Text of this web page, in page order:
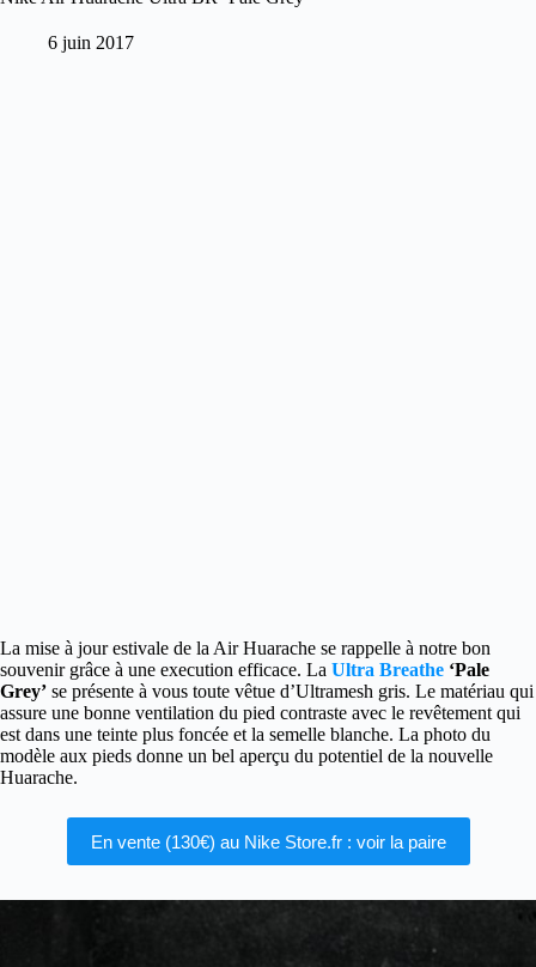
6 juin 2017
La mise à jour estivale de la Air Huarache se rappelle à notre bon
souvenir grâce à une execution efficace. La Ultra Breathe ‘Pale
Grey’ se présente à vous toute vêtue d’Ultramesh gris. Le matériau qui
assure une bonne ventilation du pied contraste avec le revêtement qui
est dans une teinte plus foncée et la semelle blanche. La photo du
modèle aux pieds donne un bel aperçu du potentiel de la nouvelle
Huarache.
En vente (130€) au Nike Store.fr : voir la paire